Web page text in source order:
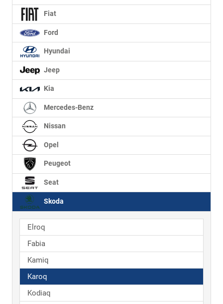
Fiat
Ford
Hyundai
Jeep
Kia
Mercedes-Benz
Nissan
Opel
Peugeot
Seat
Skoda
Elroq
Fabia
Kamiq
Karoq
Kodiaq